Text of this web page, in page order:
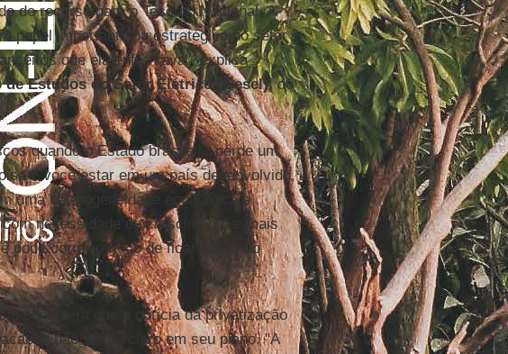
de recurso para o Tesouro Nacional. A
papel importante ou estratégico no setor
que ela enfrentava", explica
de Estudos do Setor Elétrico (Gesel), do
quando o Estado brasileiro perde um
é você estar em um país desenvolvido,
uma heterogeneidade econômica e
necessidade de crescimento e mais
pode correr o risco de ficar refém do
considera que a notícia da privatização
não sendo claro em seu plano. "A